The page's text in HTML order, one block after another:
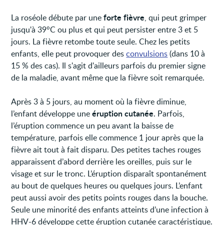
La roséole débute par uneforte fièvre, qui peut grimper
jusqu'à 39°C ou plus et qui peut persister entre 3 et 5
jours. La fièvre retombe toute seule. Chez les petits
enfants, elle peut provoquer desconvulsions(dans 10 à
15 % des cas). Il s'agit d'ailleurs parfois du premier signe
de la maladie, avant même que la fièvre soit remarquée.
Après 3 à 5 jours, au moment où la fièvre diminue,
l’enfant développe uneéruption cutanée. Parfois,
l’éruption commence un peu avant la baisse de
température, parfois elle commence 1 jour après que la
fièvre ait tout à fait disparu. Des petites taches rouges
apparaissent d’abord derrière les oreilles, puis sur le
visage et sur le tronc. L’éruption disparaît spontanément
au bout de quelques heures ou quelques jours. L’enfant
peut aussi avoir des petits points rouges dans la bouche.
Seule une minorité des enfants atteints d’une infection à
HHV-6 développe cette éruption cutanée caractéristique.